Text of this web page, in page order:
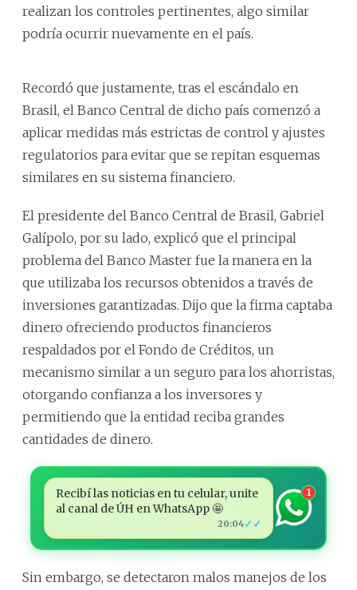
realizan los controles pertinentes, algo similar
podría ocurrir nuevamente en el país.
Recordó que justamente, tras el escándalo en
Brasil, el Banco Central de dicho país comenzó a
aplicar medidas más estrictas de control y ajustes
regulatorios para evitar que se repitan esquemas
similares en su sistema financiero.
El presidente del Banco Central de Brasil, Gabriel
Galípolo, por su lado, explicó que el principal
problema del Banco Master fue la manera en la
que utilizaba los recursos obtenidos a través de
inversiones garantizadas. Dijo que la firma captaba
dinero ofreciendo productos financieros
respaldados por el Fondo de Créditos, un
mecanismo similar a un seguro para los ahorristas,
otorgando confianza a los inversores y
permitiendo que la entidad reciba grandes
cantidades de dinero.
Recibí las noticias en tu celular, unite
al canal de ÚH en WhatsApp 🤩
20:04✓✓
1
Sin embargo, se detectaron malos manejos de los